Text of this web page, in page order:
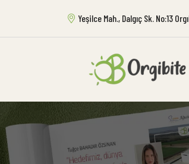
Yeşilce Mah., Dalgıç Sk. No:13